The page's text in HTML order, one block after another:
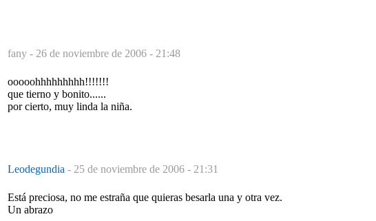
fany - 26 de noviembre de 2006 - 21:48
ooooohhhhhhhhh!!!!!!!
que tierno y bonito......
por cierto, muy linda la niña.
Leodegundia - 25 de noviembre de 2006 - 21:31
Está preciosa, no me estraña que quieras besarla una y otra vez.
Un abrazo